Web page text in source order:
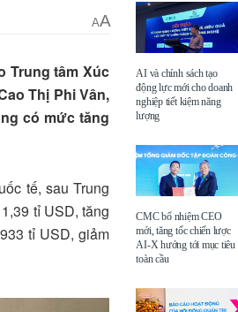
AA
Trung tâm Xúc
Thị Phi Vân,
có mức tăng
tế, sau Trung
tỉ USD, tăng
tỉ USD, giảm
AI và chính sách tạo
động lực mới cho doanh
nghiệp tiết kiệm năng
lượng
CMC bổ nhiệm CEO
mới, tăng tốc chiến lược
AI-X hướng tới mục tiêu
toàn cầu